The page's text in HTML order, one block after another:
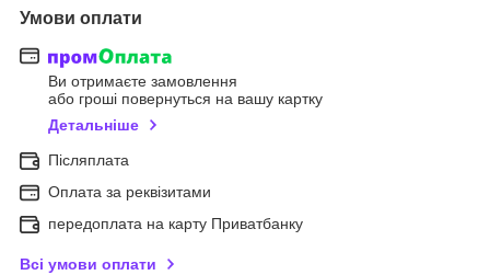
Умови оплати
Ви отримаєте замовлення
або гроші повернуться на вашу картку
Детальніше
Післяплата
Оплата за реквізитами
передоплата на карту Приватбанку
Всі умови оплати